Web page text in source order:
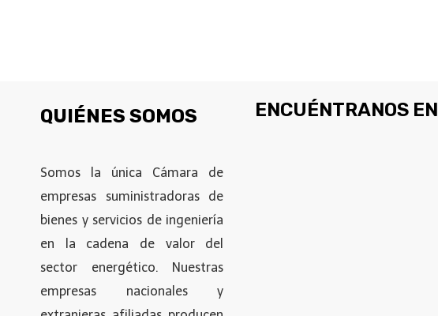
QUIÉNES SOMOS
Somos la única Cámara de
empresas suministradoras de
bienes y servicios de ingeniería
en la cadena de valor del
sector energético. Nuestras
empresas nacionales y
ENCUÉNTRANOS EN